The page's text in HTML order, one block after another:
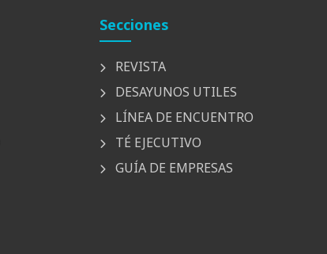
Secciones
REVISTA
DESAYUNOS UTILES
LÍNEA DE ENCUENTRO
TÉ EJECUTIVO
GUÍA DE EMPRESAS